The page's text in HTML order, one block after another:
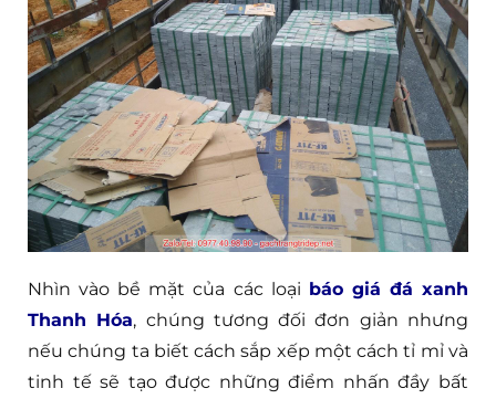
Nhìn vào bề mặt của các loại báo giá đá xanh
Thanh Hóa, chúng tương đối đơn giản nhưng
nếu chúng ta biết cách sắp xếp một cách tỉ mỉ và
tinh tế sẽ tạo được những điểm nhấn đầy bất